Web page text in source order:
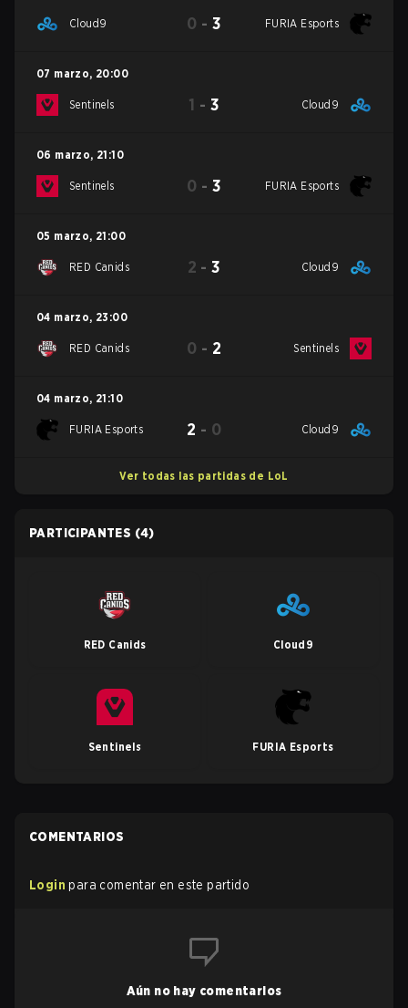
Cloud9 0 - 3 FURIA Esports
07 marzo, 20:00
Sentinels 1 - 3 Cloud9
06 marzo, 21:10
Sentinels 0 - 3 FURIA Esports
05 marzo, 21:00
RED Canids 2 -3 Cloud9
04 marzo, 23:00
RED Canids 0 - 2 Sentinels
04 marzo, 21:10
FURIA Esports 2 - 0 Cloud9
Ver todas las partidas de LoL
PARTICIPANTES (4)
RED Canids Cloud9
Sentinels FURIA Esports
COMENTARIOS
Login para comentar en este partido
Aún no hay comentarios